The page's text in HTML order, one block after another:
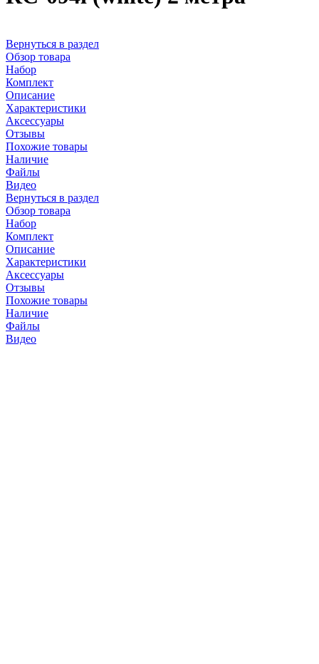
Вернуться в раздел
Обзор товара
Набор
Комплект
Описание
Характеристики
Аксессуары
Отзывы
Похожие товары
Наличие
Файлы
Видео
Вернуться в раздел
Обзор товара
Набор
Комплект
Описание
Характеристики
Аксессуары
Отзывы
Похожие товары
Наличие
Файлы
Видео